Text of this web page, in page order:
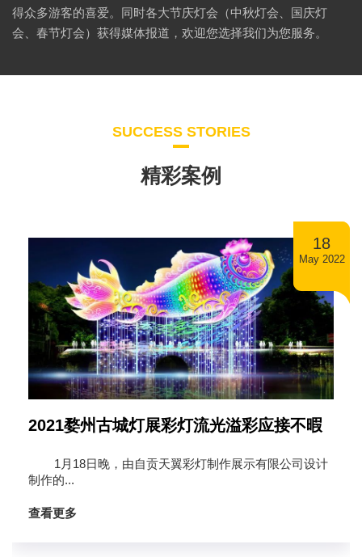
得众多游客的喜爱。同时各大节庆灯会（中秋灯会、国庆灯
会、春节灯会）获得媒体报道，欢迎您选择我们为您服务。
SUCCESS STORIES
精彩案例
18
May 2022
2021婺州古城灯展彩灯流光溢彩应接不暇
1月18日晚，由自贡天翼彩灯制作展示有限公司设计
制作的...
查看更多